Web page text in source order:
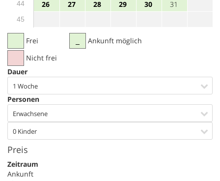
44 26 27 28 29 30 31
45
Frei
Nicht frei
Ankunft möglich
Dauer
1 Woche
Personen
Erwachsene
0 Kinder
Preis
Zeitraum
Ankunft